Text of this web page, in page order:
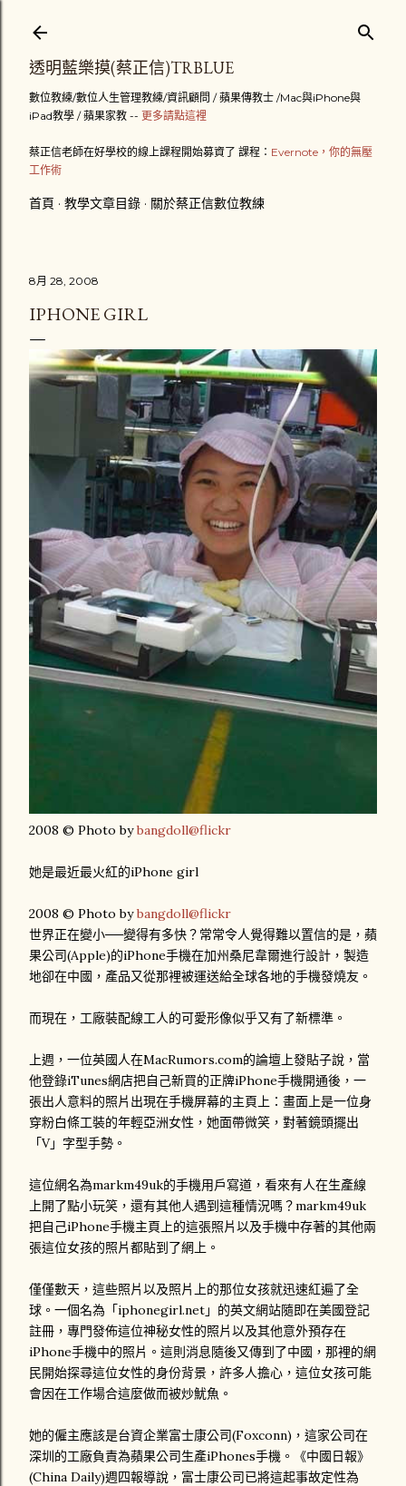
透明藍樂摸(蔡正信)TRBLUE
數位教練/數位人生管理教練/資訊顧問 / 蘋果傳教士 /Mac與iPhone與
iPad教學 / 蘋果家教 -- 更多請點這裡
蔡正信老師在好學校的線上課程開始募資了 課程： Evernote，你的無壓
工作術
首頁 教學文章目錄 關於蔡正信數位教練
8月 28, 2008
IPHONE GIRL
2008 © Photo bybangdoll@flickr
她是最近最火紅的iPhone girl
2008 © Photo bybangdoll@flickr
世界正在變小──變得有多快？常常令人覺得難以置信的是，蘋
果公司(Apple)的iPhone手機在加州桑尼韋爾進行設計，製造
地卻在中國，產品又從那裡被運送給全球各地的手機發燒友。
而現在，工廠裝配線工人的可愛形像似乎又有了新標準。
上週，一位英國人在MacRumors.com的論壇上發貼子說，當
他登錄iTunes網店把自己新買的正牌iPhone手機開通後，一
張出人意料的照片出現在手機屏幕的主頁上：畫面上是一位身
穿粉白條工裝的年輕亞洲女性，她面帶微笑，對著鏡頭擺出
「V」字型手勢。
這位網名為markm49uk的手機用戶寫道，看來有人在生產線
上開了點小玩笑，還有其他人遇到這種情況嗎？markm49uk
把自己iPhone手機主頁上的這張照片以及手機中存著的其他兩
張這位女孩的照片都貼到了網上。
僅僅數天，這些照片以及照片上的那位女孩就迅速紅遍了全
球。一個名為「iphonegirl.net」的英文網站隨即在美國登記
註冊，專門發佈這位神秘女性的照片以及其他意外預存在
iPhone手機中的照片。這則消息隨後又傳到了中國，那裡的網
民開始探尋這位女性的身份背景，許多人擔心，這位女孩可能
會因在工作場合這麼做而被炒魷魚。
她的僱主應該是台資企業富士康公司(Foxconn)，這家公司在
深圳的工廠負責為蘋果公司生產iPhones手機。《中國日報》
(China Daily)週四報導說，富士康公司已將這起事故定性為